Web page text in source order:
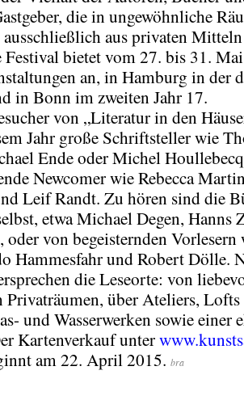
die in ungewöhnliche
aus privaten
Festival bietet vom 27. bis 31.
an, in Hamburg in der
in Bonn im zweiten Jahr 17.
von „Literatur in den
Jahr große Schriftsteller wie
Ende oder Michel
Newcomer wie Rebecca
Leif Randt. Zu hören sind die
etwa Michael Degen, Hanns
oder von begeisternden Vorlesern
Hammesfahr und Robert Dölle.
die Leseorte: von
Privaträumen, über Ateliers,
und Wasserwerken sowie einer
Kartenverkauf unter
am 22. April 2015. bra